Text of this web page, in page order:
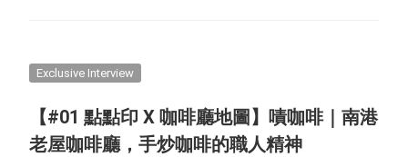
Exclusive Interview
【#01 點點印 X 咖啡廳地圖】嘖咖啡｜南港
老屋咖啡廳，手炒咖啡的職人精神